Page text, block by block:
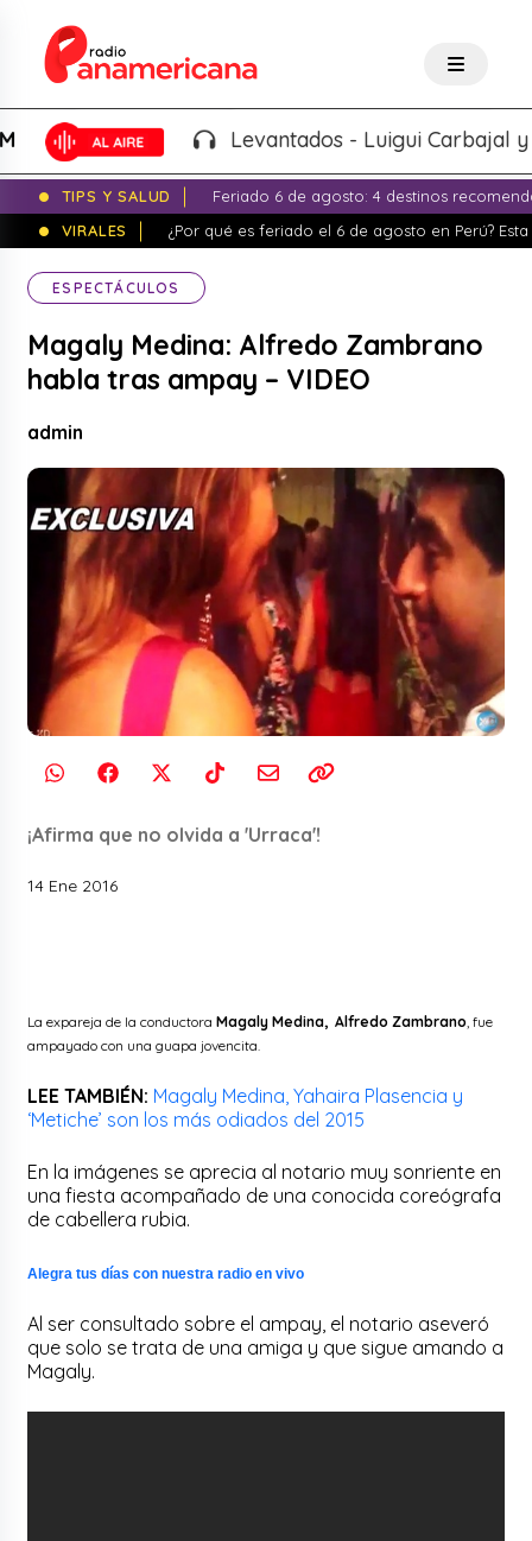
Levantados - Luigui Carbajal y
TIPS Y SALUD
Feriado 6 de agosto: 4 destinos
VIRALES
¿Por qué es feriado el 6 de agosto en Perú?
ESPECTÁCULOS
Magaly Medina: Alfredo Zambrano
habla tras ampay – VIDEO
admin
¡Afirma que no olvida a 'Urraca'!
14 Ene 2016
La expareja de la conductoraMagaly Medina, Alfredo Zambrano, fue
ampayado con una guapa jovencita.
LEE TAMBIÉN: Magaly Medina, Yahaira Plasencia y
‘Metiche’ son los más odiados del 2015
En la imágenes se aprecia al notario muy sonriente en
una fiesta acompañado de una conocida coreógrafa
de cabellera rubia.
Alegra tus días con nuestra radio en vivo
Al ser consultado sobre el ampay, el notario aseveró
que solo se trata de una amiga y que sigue amando a
Magaly.